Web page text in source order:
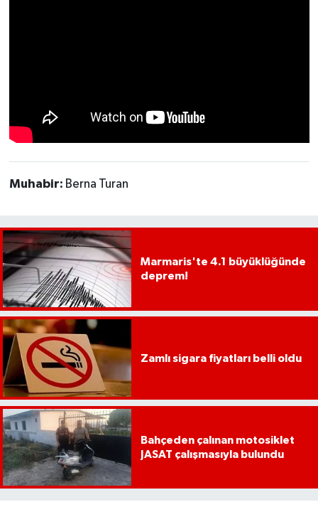
Muhabir: Berna Turan
Marmaris'te 4.1 büyüklüğünde
deprem!
Zamlı sigara fiyatları belli oldu
Bahçeden çalınan motosiklet
JASAT çalışmasıyla bulundu